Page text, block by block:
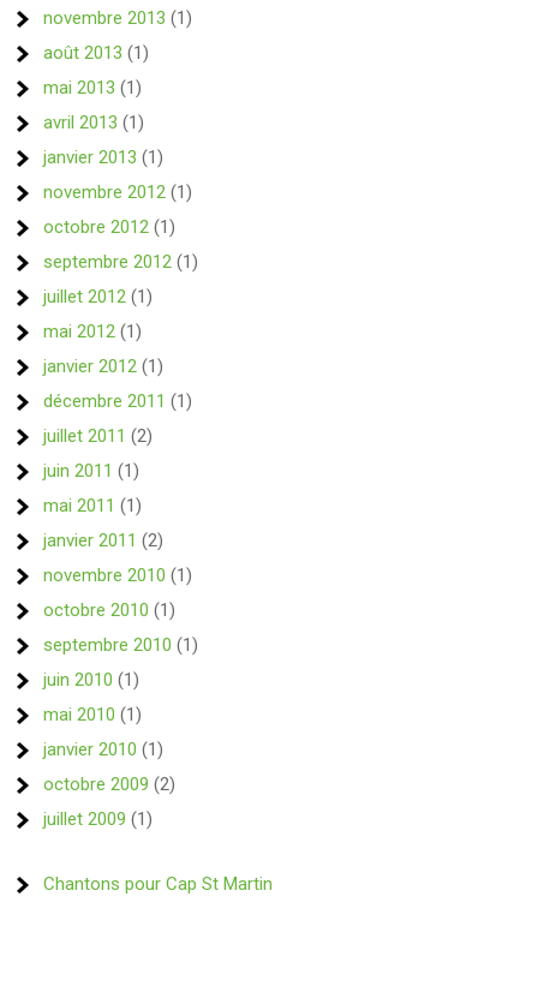
novembre 2013 (1)
août 2013 (1)
mai 2013 (1)
avril 2013 (1)
janvier 2013 (1)
novembre 2012 (1)
octobre 2012 (1)
septembre 2012 (1)
juillet 2012 (1)
mai 2012 (1)
janvier 2012 (1)
décembre 2011 (1)
juillet 2011 (2)
juin 2011 (1)
mai 2011 (1)
janvier 2011 (2)
novembre 2010 (1)
octobre 2010 (1)
septembre 2010 (1)
juin 2010 (1)
mai 2010 (1)
janvier 2010 (1)
octobre 2009 (2)
juillet 2009 (1)
Chantons pour Cap St Martin